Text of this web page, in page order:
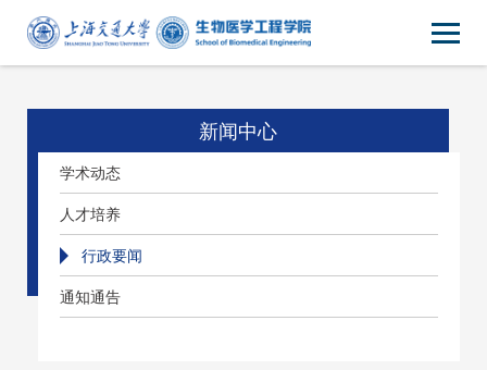
新闻中心
学术动态
人才培养
行政要闻
通知通告